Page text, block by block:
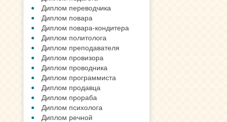
Диплом переводчика
Диплом повара
Диплом повара-кондитера
Диплом политолога
Диплом преподавателя
Диплом провизора
Диплом проводника
Диплом программиста
Диплом продавца
Диплом прораба
Диплом психолога
Диплом речной